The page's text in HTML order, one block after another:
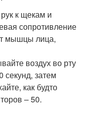
к щекам и
сопротивление
мышцы лица,
воздух во рту
секунд, затем
как будто
– 50.